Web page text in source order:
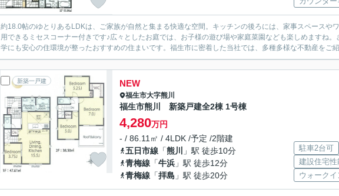
約18.0帖のゆとりあるLDKは、ご家族が自然と集まる快適な空間。キッチンの後ろには、家事スペースや
用できるミセスコーナー付きです♪広々としたお庭では、お子様の遊び場や家庭菜園なども楽しめますね
学にも安心の住環境が整ったおすすめの住まいです。福生市に密着した当社では、多種多様な不動産をご
新築一戸建 NEW
福生市大字熊川
福生市熊川 新築戸建全2棟 1号棟
4,280万円
- / 86.11㎡ / 4LDK /予定 /2階建
五日市線 「熊川
」駅 徒歩10分
青梅線 「牛浜 」駅 徒歩12分
青梅線 「拝島 」駅 徒歩20分
駐車2台可
建設住宅
ウォークイ